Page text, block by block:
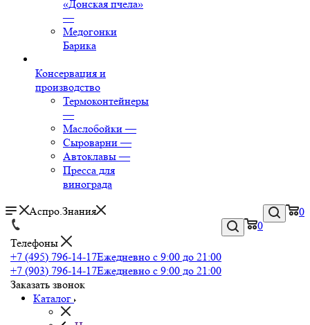
«Донская пчела»
—
Медогонки
Барика
Консервация и
производство
Термоконтейнеры
—
Маслобойки —
Сыроварни —
Автоклавы —
Пресса для
винограда
0
Аспро.Знания
0
Телефоны
+7 (495) 796-14-17Ежедневно с 9:00 до 21:00
+7 (903) 796-14-17Ежедневно с 9:00 до 21:00
Заказать звонок
Каталог